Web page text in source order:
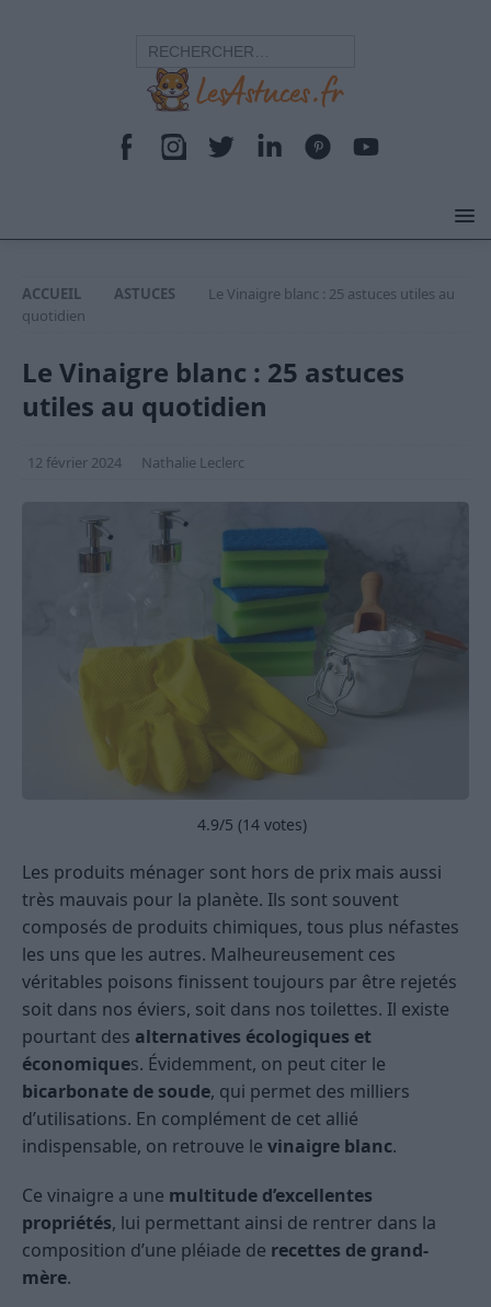
ACCUEIL ASTUCES
Le Vinaigre blanc : 25 astuces utiles au
quotidien
Le Vinaigre blanc : 25 astuces
utiles au quotidien
12 février 2024 Nathalie Leclerc
4.9/5 (14 votes)
Les produits ménager sont hors de prix mais aussi
très mauvais pour la planète. Ils sont souvent
composés de produits chimiques, tous plus néfastes
les uns que les autres. Malheureusement ces
véritables poisons finissent toujours par être rejetés
soit dans nos éviers, soit dans nos toilettes. Il existe
pourtant des alternatives écologiques et
économiques. Évidemment, on peut citer le
bicarbonate de soude, qui permet des milliers
d’utilisations. En complément de cet allié
indispensable, on retrouve le vinaigre blanc.
Ce vinaigre a une multitude d’excellentes
propriétés, lui permettant ainsi de rentrer dans la
composition d’une pléiade de recettes de grand-
mère.